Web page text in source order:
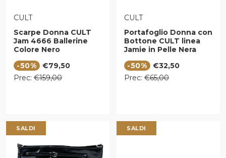
VENDITORE:
CULT
Scarpe Donna CULT
Jam 4666 Ballerine
Colore Nero
-50%
Prezzo di vendita
€79,50
Prezzo regolare
Prec: €159,00
VENDITORE:
CULT
Portafoglio Donna con
Bottone CULT linea
Jamie in Pelle Nera
-50%
Prezzo di vendita
€32,50
Prezzo regolare
Prec: €65,00
SALDI SALDI